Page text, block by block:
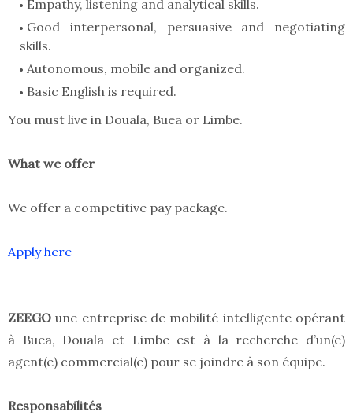
Empathy, listening and analytical skills.
Good interpersonal, persuasive and negotiating
skills.
Autonomous, mobile and organized.
Basic English is required.
You must live in Douala, Buea or Limbe.
What we offer
We offer a competitive pay package.
Apply here
ZEEGO une entreprise de mobilité intelligente opérant
à Buea, Douala et Limbe est à la recherche d’un(e)
agent(e) commercial(e) pour se joindre à son équipe.
Responsabilités